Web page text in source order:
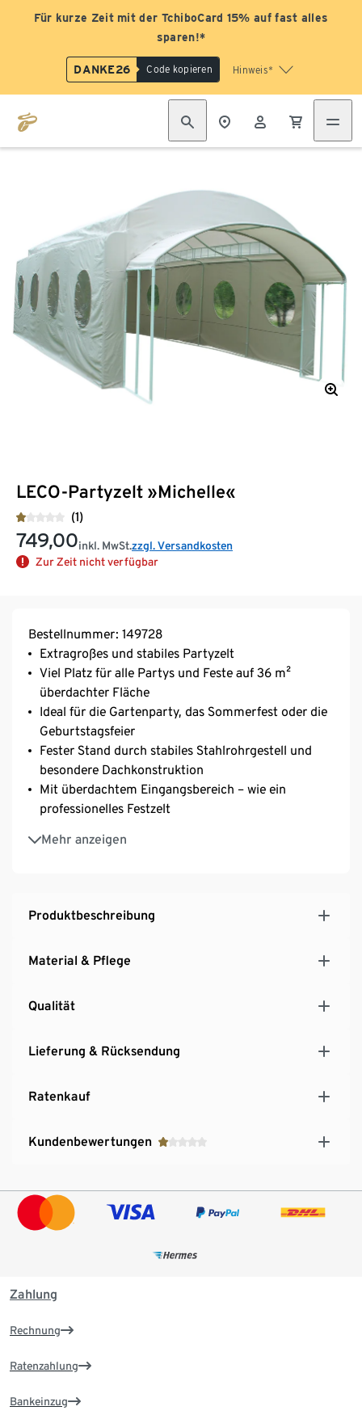
Für kurze Zeit mit der TchiboCard 15% auf fast alles
sparen!*
DANKE26 Code kopieren Hinweis*
LECO-Partyzelt »Michelle«
(1)
749,00inkl. MwSt.zzgl. Versandkosten
Zur Zeit nicht verfügbar
Bestellnummer: 149728
Extragroßes und stabiles Partyzelt
Viel Platz für alle Partys und Feste auf 36 m²
überdachter Fläche
Ideal für die Gartenparty, das Sommerfest oder die
Geburtstagsfeier
Fester Stand durch stabiles Stahlrohrgestell und
besondere Dachkonstruktion
Mit überdachtem Eingangsbereich – wie ein
professionelles Festzelt
Mehr anzeigen
Offene, helle und geräumige Optik durch runde
Seitenfenster und Lichtbänder im Dach
Produktbeschreibung
Material & Pflege
Qualität
Lieferung & Rücksendung
Ratenkauf
Kundenbewertungen
Zahlung
Rechnung
Ratenzahlung
Bankeinzug